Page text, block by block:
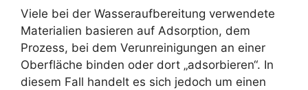
Viele bei der Wasseraufbereitung verwendete
Materialien basieren auf Adsorption, dem
Prozess, bei dem Verunreinigungen an einer
Oberfläche binden oder dort „adsorbieren“. In
diesem Fall handelt es sich jedoch um einen